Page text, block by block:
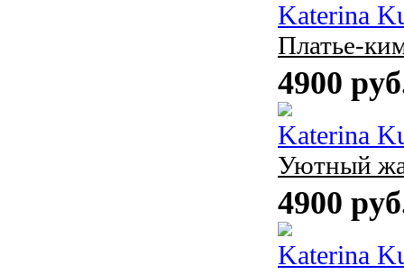
Katerina
Платье-
4900
Katerina
Уютный
4900
Katerina